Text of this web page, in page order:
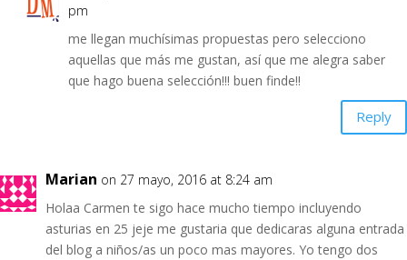
pm
me llegan muchísimas propuestas pero selecciono
aquellas que más me gustan, así que me alegra saber
que hago buena selección!!! buen finde!!
Reply
Marian on 27 mayo, 2016 at 8:24 am
Holaa Carmen te sigo hace mucho tiempo incluyendo
asturias en 25 jeje me gustaria que dedicaras alguna entrada
del blog a niños/as un poco mas mayores. Yo tengo dos